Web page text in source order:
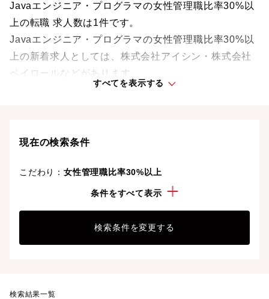
Javaエンジニア・プログラマの女性管理職比率30%以
上の転職 求人数は1件です。
Javaエンジニア・プログラマの女性管理職比率30%以
上の新着求人としては、株式会社アイシン・株式会社
ペイロールなどがあります。
これまでの経験やスキルを活かせる求人を自分らしい
しょう。
すべてを表示する
現在の検索条件
こだわり： 女性管理職比率30%以上
Java
条件をすべて表示
検索条件を変更する
検索結果一覧